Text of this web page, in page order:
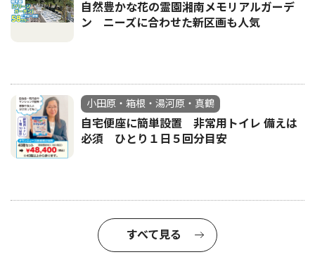
自然豊かな花の霊園湘南メモリアルガーデ
ン ニーズに合わせた新区画も人気
小田原・箱根・湯河原・真鶴
自宅便座に簡単設置 非常用トイレ 備えは
必須 ひとり１日５回分目安
すべて見る